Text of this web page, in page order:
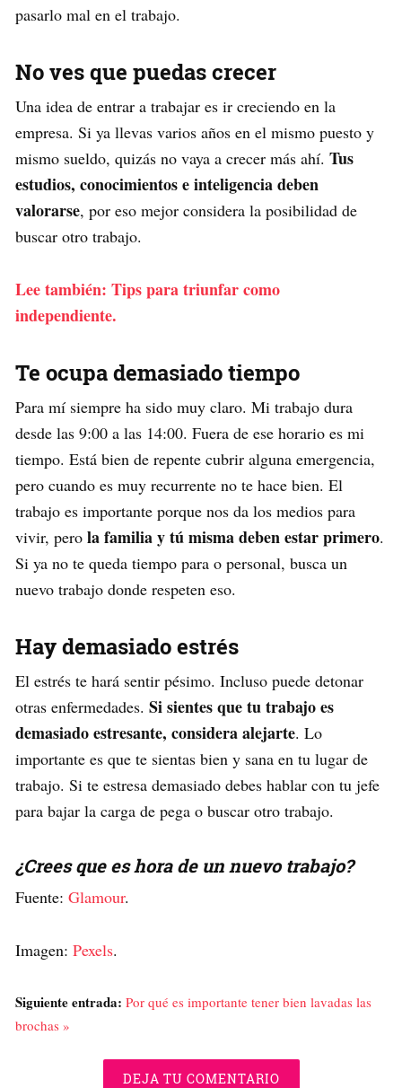
pasarlo mal en el trabajo.
No ves que puedas crecer
Una idea de entrar a trabajar es ir creciendo en la
empresa. Si ya llevas varios años en el mismo puesto y
mismo sueldo, quizás no vaya a crecer más ahí. Tus
estudios, conocimientos e inteligencia deben
valorarse, por eso mejor considera la posibilidad de
buscar otro trabajo.
Lee también: Tips para triunfar como
independiente.
Te ocupa demasiado tiempo
Para mí siempre ha sido muy claro. Mi trabajo dura
desde las 9:00 a las 14:00. Fuera de ese horario es mi
tiempo. Está bien de repente cubrir alguna emergencia,
pero cuando es muy recurrente no te hace bien. El
trabajo es importante porque nos da los medios para
vivir, pero la familia y tú misma deben estar primero.
Si ya no te queda tiempo para o personal, busca un
nuevo trabajo donde respeten eso.
Hay demasiado estrés
El estrés te hará sentir pésimo. Incluso puede detonar
otras enfermedades. Si sientes que tu trabajo es
demasiado estresante, considera alejarte. Lo
importante es que te sientas bien y sana en tu lugar de
trabajo. Si te estresa demasiado debes hablar con tu jefe
para bajar la carga de pega o buscar otro trabajo.
¿Crees que es hora de un nuevo trabajo?
Fuente: Glamour.
Imagen: Pexels.
Siguiente entrada: Por qué es importante tener bien lavadas las
brochas »
DEJA TU COMENTARIO